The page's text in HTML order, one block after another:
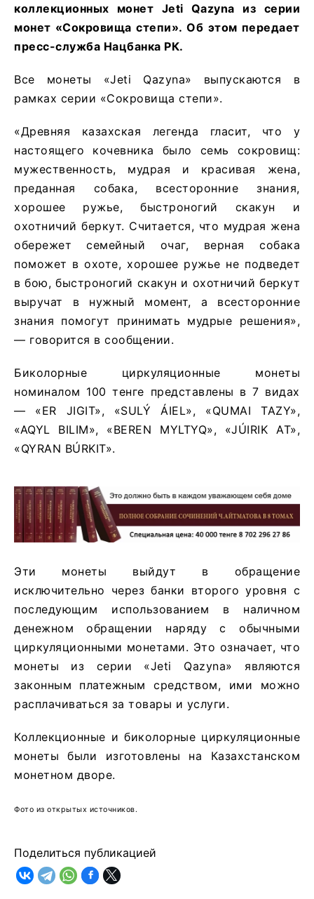
коллекционных монет Jeti Qazyna из серии
монет «Сокровища степи». Об этом передает
пресс-службa Нацбанка РК.
Все монеты «Jeti Qazyna» выпускаются в
рамках серии «Сокровища степи».
«Древняя казахская легенда гласит, что у
настоящего кочевника было семь сокровищ:
мужественность, мудрая и красивая жена,
преданная собака, всесторонние знания,
хорошее ружье, быстроногий скакун и
охотничий беркут. Считается, что мудрая жена
обережет семейный очаг, верная собака
поможет в охоте, хорошее ружье не подведет
в бою, быстроногий скакун и охотничий беркут
выручат в нужный момент, а всесторонние
знания помогут принимать мудрые решения»,
— говорится в сообщении.
Биколорные циркуляционные монеты
номиналом 100 тенге представлены в 7 видах
— «ER JIGIT», «SULÝ ÁIEL», «QUMAI TAZY»,
«AQYL BILIM», «BEREN MYLTYQ», «JÚIRIK AT»,
«QYRAN BÚRKIT».
Эти монеты выйдут в обращение
исключительно через банки второго уровня с
последующим использованием в наличном
денежном обращении наряду с обычными
циркуляционными монетами. Это означает, что
монеты из серии «Jeti Qazyna» являются
законным платежным средством, ими можно
расплачиваться за товары и услуги.
Коллекционные и биколорные циркуляционные
монеты были изготовлены на Казахстанском
монетном дворе.
Фото из открытых источников.
Поделиться публикацией